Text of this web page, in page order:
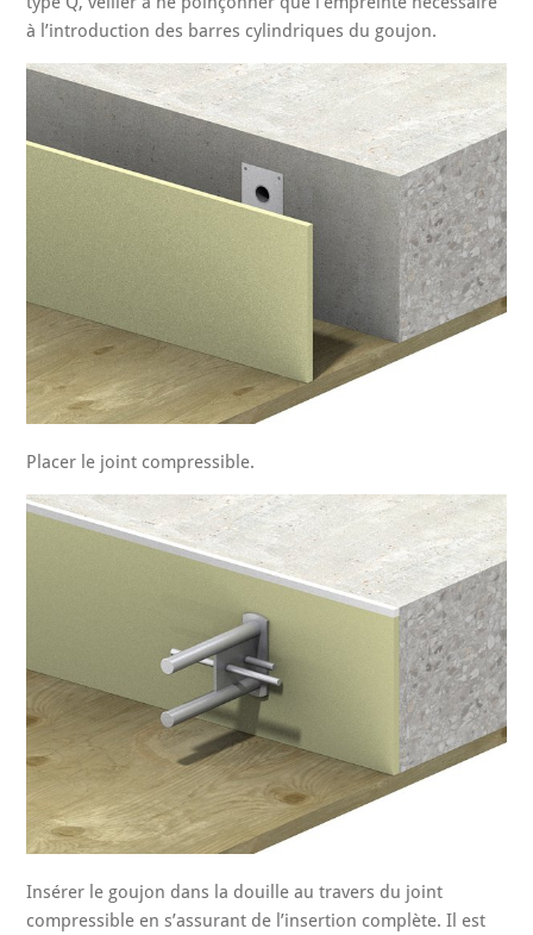
à l’introduction des barres cylindriques du goujon.
Placer le joint compressible.
Insérer le goujon dans la douille au travers du joint
compressible en s’assurant de l’insertion complète. Il est